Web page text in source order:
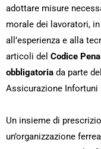
adottare misure
morale dei lavoratori,
all’esperienza e alla
articoli del Codice
obbligatoria da parte
Assicurazione Infortuni
Un insieme di
un’organizzazione